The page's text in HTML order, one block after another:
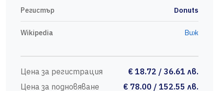
Регистър Donuts
Wikipedia Виж
Цена за регистрация
€ 18.72 / 36.61 лв.
Цена за подновяване
€ 78.00 / 152.55 лв.